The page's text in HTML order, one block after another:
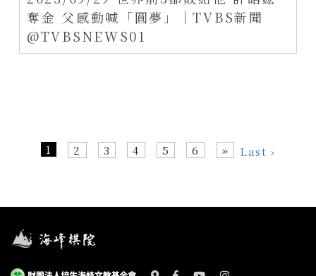
奪金 父感動喊「圓夢」｜TVBS新聞
@TVBSNEWS01
1 2 3 4 5 6 » Last ›